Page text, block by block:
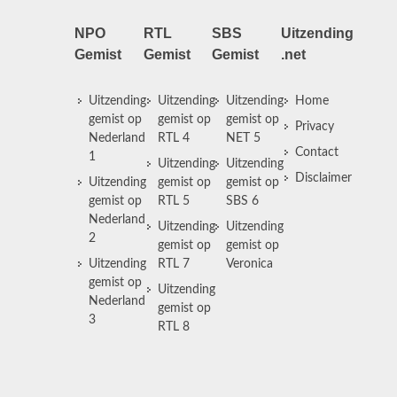
NPO
Gemist
Uitzending
gemist op
Nederland
1
Uitzending
gemist op
Nederland
2
Uitzending
gemist op
Nederland
3
RTL
Gemist
Uitzending
gemist op
RTL 4
Uitzending
gemist op
RTL 5
Uitzending
gemist op
RTL 7
Uitzending
gemist op
RTL 8
SBS
Gemist
Uitzending
gemist op
NET 5
Uitzending
gemist op
SBS 6
Uitzending
gemist op
Veronica
Uitzending
.net
Home
Privacy
Contact
Disclaimer